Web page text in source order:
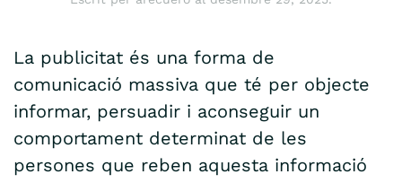
La publicitat és una forma de
comunicació massiva que té per objecte
informar, persuadir i aconseguir un
comportament determinat de les
persones que reben aquesta informació